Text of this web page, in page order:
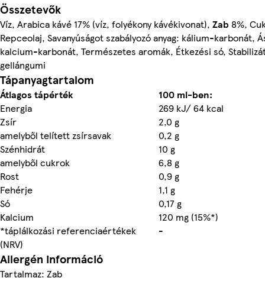
Összetevők
Víz, Arabica kávé 17% (víz, folyékony kávékivonat), Zab 8%,
Repceolaj, Savanyúságot szabályozó anyag: kálium-karbonát,
kalcium-karbonát, Természetes aromák, Étkezési só,
gellángumi
Tápanyagtartalom
Átlagos tápérték
100 ml-ben:
Energia
269 kJ/ 64 kcal
Zsír
2,0 g
amelyből telített zsírsavak
0,2 g
Szénhidrát
10 g
amelyből cukrok
6,8 g
Rost
0,9 g
Fehérje
1,1 g
Só
0,17 g
Kalcium
120 mg (15%*)
*táplálkozási referenciaértékek
(NRV)
-
Allergén információ
Tartalmaz: Zab